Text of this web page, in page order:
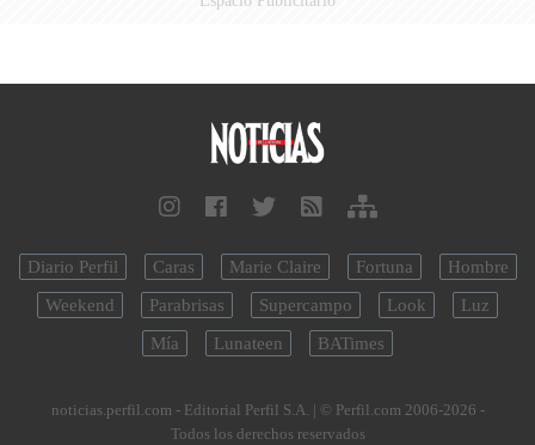
Diario Perfil Caras Marie Claire Fortuna
Hombre
Weekend
Parabrisas Supercampo Look
Luz
Mía
Lunateen BATimes
noticias.perfil.com - Editorial Perfil S.A. | © Perfil.com 2006-2026 -
Todos los derechos reservados